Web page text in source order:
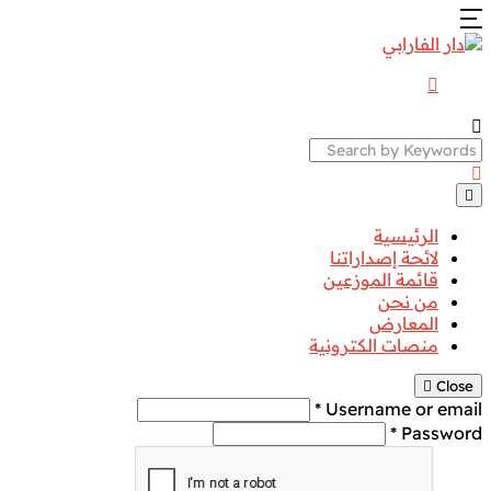
Search
الرئيسية
لائحة إصداراتنا
قائمة الموزعين
من نحن
المعارض
منصات الكترونية
Close
Username or email *
Password *